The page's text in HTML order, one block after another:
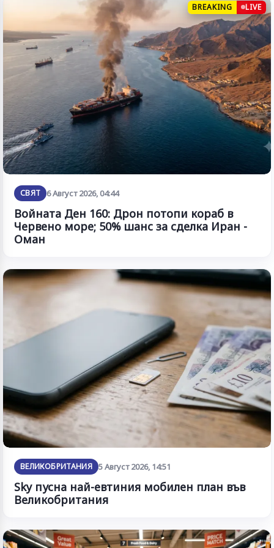
BREAKING LIVE
СВЯТ 6 Август 2026, 04:44
Войната Ден 160: Дрон потопи кораб в
Червено море; 50% шанс за сделка Иран -
Оман
ВЕЛИКОБРИТАНИЯ 5 Август 2026, 14:51
Sky пусна най-евтиния мобилен план във
Великобритания